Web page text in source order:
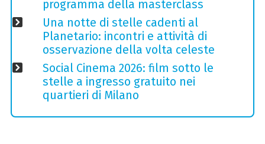
programma della masterclass
Una notte di stelle cadenti al
Planetario: incontri e attività di
osservazione della volta celeste
Social Cinema 2026: film sotto le
stelle a ingresso gratuito nei
quartieri di Milano